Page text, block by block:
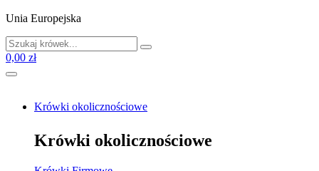
Unia Europejska
0,00 zł
Krówki okolicznościowe
Krówki okolicznościowe